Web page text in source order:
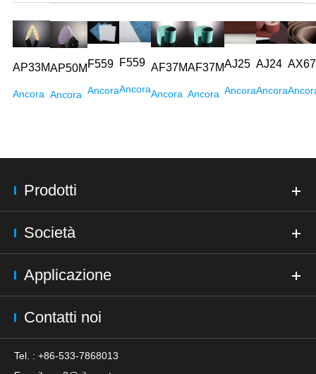
AP33M
Ancora
AP50M
Ancora
F559
Ancora
F559
Ancora
AF37M
Ancora
AF37M
Ancora
AJ25
Ancora
AJ24
Ancora
AX67
Prodotti
Società
Applicazione
Contatti noi
Tel. : +86-533-7868013